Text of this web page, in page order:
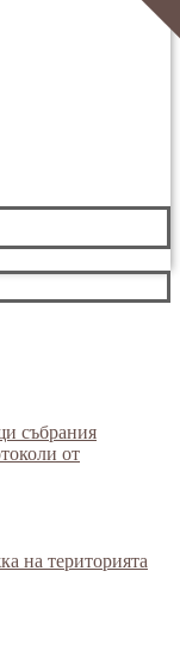
събрания
от
на територията